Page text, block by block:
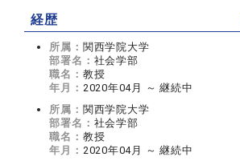
経歴
所属： 関西学院大学
部署名： 社会学部
職名： 教授
年月： 2020年04月 ～ 継続中
所属： 関西学院大学
部署名： 社会学部
職名： 教授
年月： 2020年04月 ～ 継続中